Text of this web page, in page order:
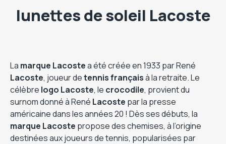
lunettes de soleil Lacoste
La marque Lacostea été créée en 1933 par René
Lacoste, joueur detennis françaisà la retraite. Le
célèbre logo Lacoste, le crocodile, provient du
surnom donné à René Lacoste par la presse
américaine dans les années 20 ! Dès ses débuts, la
marque Lacoste propose des chemises, à l’origine
destinées aux joueurs de tennis, popularisées par